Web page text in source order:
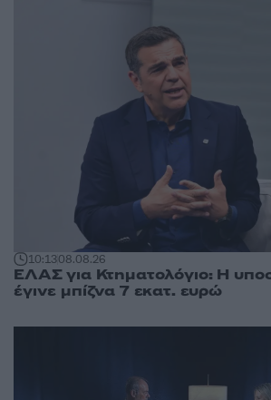
10:1308.08.26
ΕΛΑΣ για Κτηματολόγιο: Η
έγινε μπίζνα 7 εκατ. ευρώ